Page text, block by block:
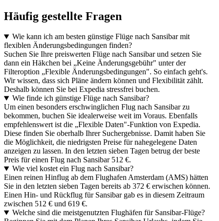
Häufig gestellte Fragen
Wie kann ich am besten günstige Flüge nach Sansibar mit
flexiblen Änderungsbedingungen finden?
Suchen Sie Ihre preiswerten Flüge nach Sansibar und setzen Sie
dann ein Häkchen bei „Keine Änderungsgebühr" unter der
Filteroption „Flexible Änderungsbedingungen". So einfach geht's.
Wir wissen, dass sich Pläne ändern können und Flexibilität zählt.
Deshalb können Sie bei Expedia stressfrei buchen.
Wie finde ich günstige Flüge nach Sansibar?
Um einen besonders erschwinglichen Flug nach Sansibar zu
bekommen, buchen Sie idealerweise weit im Voraus. Ebenfalls
empfehlenswert ist die „Flexible Daten"-Funktion von Expedia.
Diese finden Sie oberhalb Ihrer Suchergebnisse. Damit haben Sie
die Möglichkeit, die niedrigsten Preise für nahegelegene Daten
anzeigen zu lassen. In den letzten sieben Tagen betrug der beste
Preis für einen Flug nach Sansibar 512 €.
Wie viel kostet ein Flug nach Sansibar?
Einen reinen Hinflug ab dem Flughafen Amsterdam (AMS) hätten
Sie in den letzten sieben Tagen bereits ab 372 € erwischen können.
Einen Hin- und Rückflug für Sansibar gab es in diesem Zeitraum
zwischen 512 € und 619 €.
Welche sind die meistgenutzten Flughäfen für Sansibar-Flüge?